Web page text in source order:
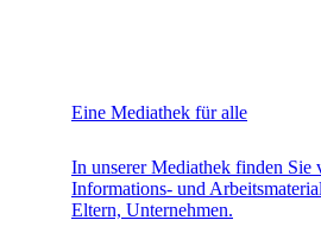
Eine Mediathek für alle
In unserer Mediathek finden Sie
Informations- und
Eltern, Unternehmen.